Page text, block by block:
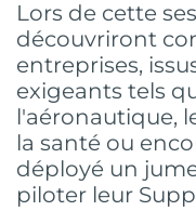
Lors de cette
découvriront
entreprises,
exigeants tels
l'aéronautique,
la santé ou
déployé un
piloter leur